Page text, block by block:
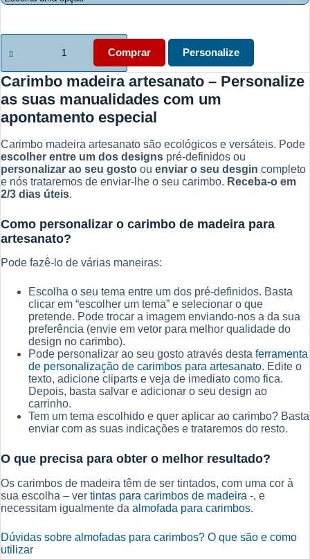
Quantidade
de
de
Madeira
Personalizado
Artesanato
Comprar Personalize
Carimbo madeira artesanato – Personalize
as suas manualidades com um
apontamento especial
Carimbo madeira artesanato são ecológicos e versáteis. Pode
escolher entre um dos designs pré-definidos ou
personalizar ao seu gosto ou enviar o seu desgin completo
e nós trataremos de enviar-lhe o seu carimbo. Receba-o em
2/3 dias úteis.
Como personalizar o carimbo de madeira para
artesanato?
Pode fazê-lo de várias maneiras:
Escolha o seu tema entre um dos pré-definidos. Basta
clicar em “escolher um tema” e selecionar o que
pretende. Pode trocar a imagem enviando-nos a da sua
preferência (envie em vetor para melhor qualidade do
design no carimbo).
Pode personalizar ao seu gosto através desta ferramenta
de personalização de carimbos para artesanato. Edite o
texto, adicione cliparts e veja de imediato como fica.
Depois, basta salvar e adicionar o seu design ao
carrinho.
Tem um tema escolhido e quer aplicar ao carimbo? Basta
enviar com as suas indicações e trataremos do resto.
O que precisa para obter o melhor resultado?
Os carimbos de madeira têm de ser tintados, com uma cor à
sua escolha – ver tintas para carimbos de madeira -, e
necessitam igualmente da almofada para carimbos.
Dúvidas sobre almofadas para carimbos? O que são e como
utilizar